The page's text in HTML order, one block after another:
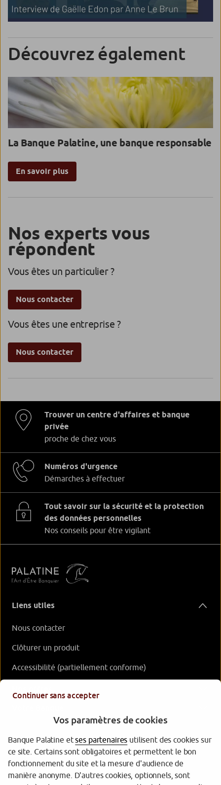
Découvrez également
La Banque Palatine, une banque responsable
En savoir plus
Nos experts vous
répondent
Vous êtes un particulier ?
Nous contacter
Vous êtes une entreprise ?
Nous contacter
Trouver un centre d'affaires et banque
privée
proche de chez vous
Numéros d'urgence
Démarches à effectuer
Tout savoir sur la sécurité et la protection
des données personnelles
Nos conseils pour être vigilant
Liens utiles
Nous contacter
Clôturer un produit
Accessibilité (partiellement conforme)
Continuer sans accepter
Vos paramètres de cookies
Banque Palatine etses partenaires utilisent des cookies sur
ce site. Certains sont obligatoires et permettent le bon
fonctionnement du site et la mesure d'audience de
manière anonyme. D'autres cookies, optionnels, sont